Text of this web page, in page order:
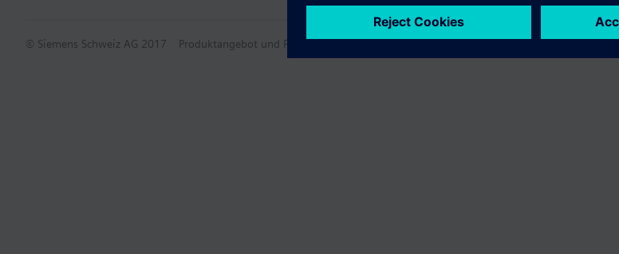
© Siemens Schweiz AG 2017 Produktangebot und Preise können pro Land variieren. Cookie Hinweis Datenschutz